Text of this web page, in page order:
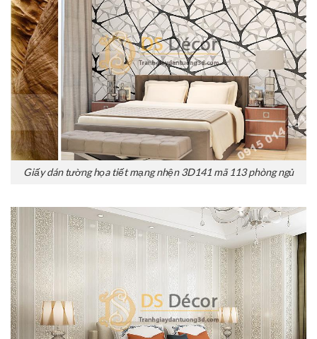
Giấy dán tường họa tiết mạng nhện 3D141 mã 113 phòng ngủ